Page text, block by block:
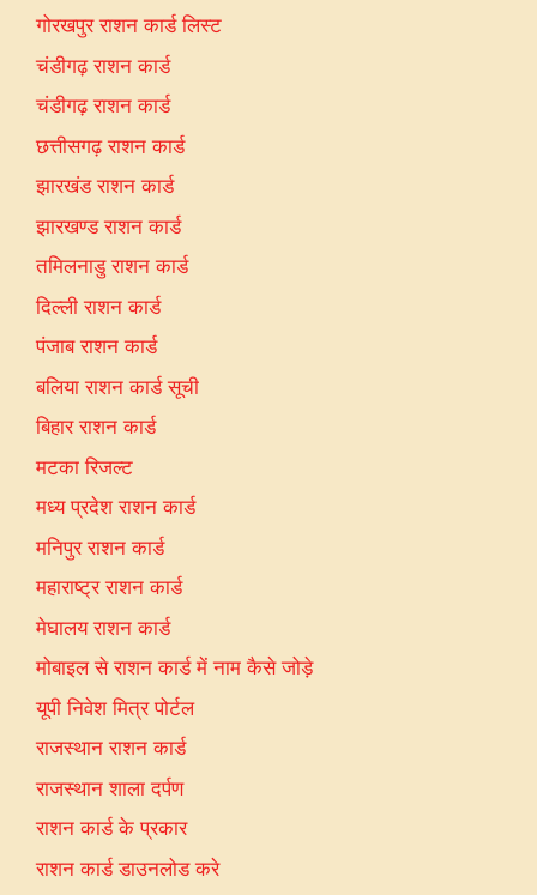
गोरखपुर राशन कार्ड लिस्ट
चंडीगढ़ राशन कार्ड
चंडीगढ़ राशन कार्ड
छत्तीसगढ़ राशन कार्ड
झारखंड राशन कार्ड
झारखण्ड राशन कार्ड
तमिलनाडु राशन कार्ड
दिल्ली राशन कार्ड
पंजाब राशन कार्ड
बलिया राशन कार्ड सूची
बिहार राशन कार्ड
मटका रिजल्ट
मध्य प्रदेश राशन कार्ड
मनिपुर राशन कार्ड
महाराष्ट्र राशन कार्ड
मेघालय राशन कार्ड
मोबाइल से राशन कार्ड में नाम कैसे जोड़े
यूपी निवेश मित्र पोर्टल
राजस्थान राशन कार्ड
राजस्थान शाला दर्पण
राशन कार्ड के प्रकार
राशन कार्ड डाउनलोड करे